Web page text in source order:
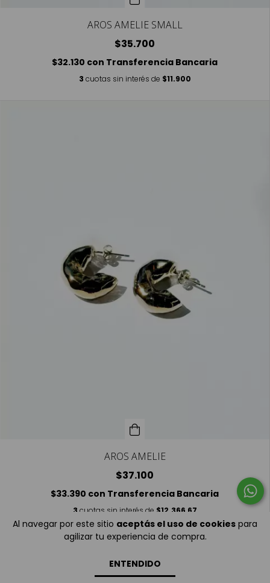
Al navegar por este sitio aceptás el uso de cookies para
agilizar tu experiencia de compra.
ENTENDIDO
AROS AMELIE SMALL
$35.700
$32.130 con Transferencia Bancaria
3 cuotas sin interés de $11.900
AROS AMELIE
$37.100
$33.390 con Transferencia Bancaria
3 cuotas sin interés de $12.366,67